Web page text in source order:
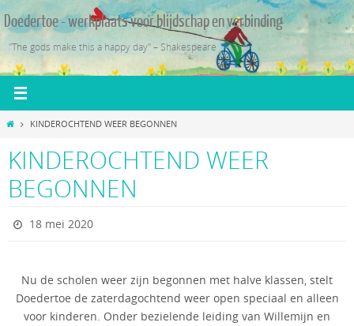
Ga
naar
de
inhoud
Doedertoe - werkplaats voor blijdschap en verbinding
"The gods make this a happy day" – Shakespeare
HomeKINDEROCHTEND WEER BEGONNEN
KINDEROCHTEND WEER
BEGONNEN
18 mei 2020
Nu de scholen weer zijn begonnen met halve klassen, stelt
Doedertoe de zaterdagochtend weer open speciaal en alleen
voor kinderen. Onder bezielende leiding van Willemijn en